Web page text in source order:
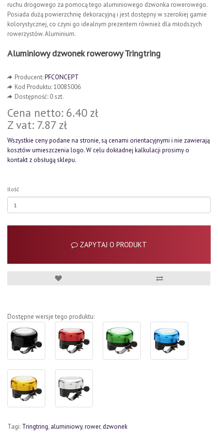
ruchu drogowego za pomocą tego aluminiowego dzwonka rowerowego.
Posiada dużą powierzchnię dekoracyjną i jest dostępny w szerokiej gamie
kolorystycznej, co czyni go idealnym prezentem również dla młodszych
rowerzystów. Aluminium.
Aluminiowy dzwonek rowerowy Tringtring
Producent:PFCONCEPT
Kod Produktu: 10085006
Dostępność: 0 szt.
Cena netto: 6.40 zł
Z vat: 7.87 zł
Wszystkie ceny podane na stronie, są cenami orientacyjnymi i nie zawierają
kosztów umieszczenia logo. W celu dokładnej kalkulacji prosimy o
kontakt z obsługą sklepu.
Ilość
ZAPYTAJ O PRODUKT
Dostępne wersje tego produktu:
Tagi: Tringtring, aluminiowy,rower,dzwonek